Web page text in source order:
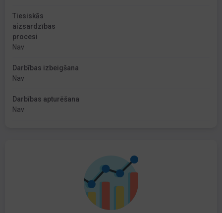
Tiesiskās
aizsardzības
procesi
Nav
Darbības izbeigšana
Nav
Darbības apturēšana
Nav